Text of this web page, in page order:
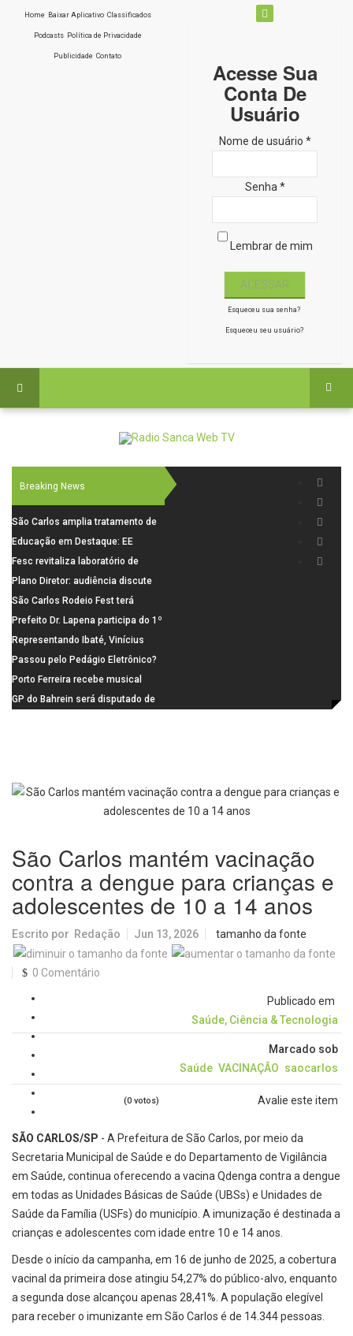
Home Baixar Aplicativo Classificados
Podcasts Política de Privacidade
Publicidade Contato
Acesse Sua
Conta De
Usuário
Nome de usuário *
Senha *
Lembrar de mim
Esqueceu sua senha?
Esqueceu seu usuário?
Breaking News
São Carlos amplia tratamento de
resíduos de saúde com autoclave
de última geração
Educação em Destaque: EE
Visconde da Cunha Bueno, em
Santa Eudóxia, alcança nota 7,8
no IDEB 2025 e celebra conquista
histórica
Fesc revitaliza laboratório de
informática da Emeb Ulysses
Picolo
Plano Diretor: audiência discute
mobilidade urbana e infraestrutura
São Carlos Rodeio Fest terá
operação especial de transporte
coletivo
Prefeito Dr. Lapena participa do 1º
Encontro Regional de Prefeitos
para discutir soluções à crise
financeira dos municípios
Representando Ibaté, Vinícius
"The Blessed" conquista duas
vitórias por nocaute e segue
invicto no MMA profissional
Passou pelo Pedágio Eletrônico?
Saiba como pagar a tarifa em até
30 dias
Porto Ferreira recebe musical
gratuito inspirado na Broadway
GP do Bahrein será disputado de
São Carlos mantém vacinação
contra a dengue para crianças e
adolescentes de 10 a 14 anos
Escrito por Redação Jun 13, 2026 tamanho da fonte
0 Comentário
Publicado em
Saúde, Ciência & Tecnologia
Marcado sob
Saúde VACINAÇÃO saocarlos
Avalie este item
(0 votos)
SÃO CARLOS/SP - A Prefeitura de São Carlos, por meio da
Secretaria Municipal de Saúde e do Departamento de Vigilância
em Saúde, continua oferecendo a vacina Qdenga contra a dengue
em todas as Unidades Básicas de Saúde (UBSs) e Unidades de
Saúde da Família (USFs) do município. A imunização é destinada a
crianças e adolescentes com idade entre 10 e 14 anos.
Desde o início da campanha, em 16 de junho de 2025, a cobertura
vacinal da primeira dose atingiu 54,27% do público-alvo, enquanto
a segunda dose alcançou apenas 28,41%. A população elegível
para receber o imunizante em São Carlos é de 14.344 pessoas.